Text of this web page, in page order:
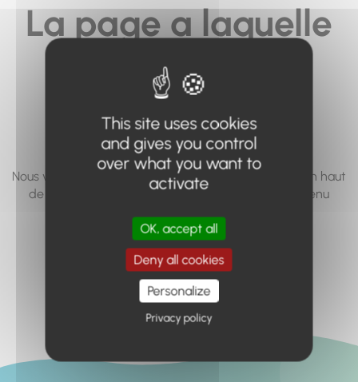
La page a laquelle
vous cherchez à
accéder n'existe
pas... ou plus.
Nous vous invitons à utiliser le moteur de recherche en haut
de page, ou à utiliser le menu pour trouver le contenu
Retour à l'accueil
This site uses cookies
and gives you control
over what you want to
activate
OK, accept all
Deny all cookies
Personalize
Privacy policy